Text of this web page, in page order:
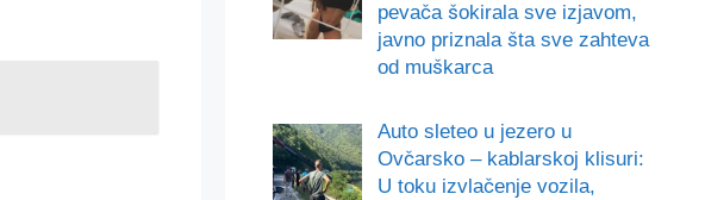
pevača šokirala sve izjavom,
javno priznala šta sve zahteva
od muškarca
Auto sleteo u jezero u
Ovčarsko – kablarskoj klisuri:
U toku izvlačenje vozila,